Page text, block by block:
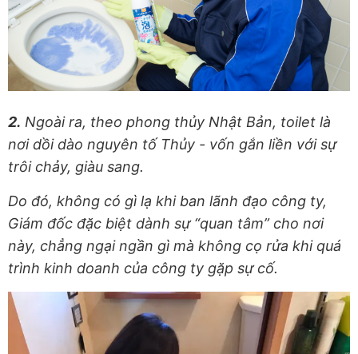
2. Ngoài ra, theo phong thủy Nhật Bản, toilet là
nơi dồi dào nguyên tố Thủy - vốn gắn liền với sự
trôi chảy, giàu sang.
Do đó, không có gì lạ khi ban lãnh đạo công ty,
Giám đốc đặc biệt dành sự “quan tâm” cho nơi
này, chẳng ngại ngần gì mà không cọ rửa khi quá
trình kinh doanh của công ty gặp sự cố.